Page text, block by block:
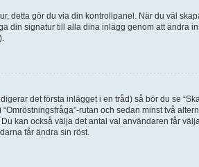
detta gör du via din kontrollpanel. När du väl
din signatur till alla dina inlägg genom att
det första inlägget i en tråd) så bör du se
rutan och sedan minst två
kan också välja det antal val användaren får
får ändra sin röst.